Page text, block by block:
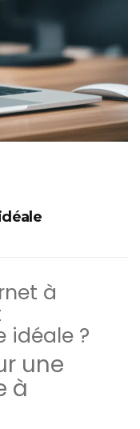
à
idéale ?
une
à